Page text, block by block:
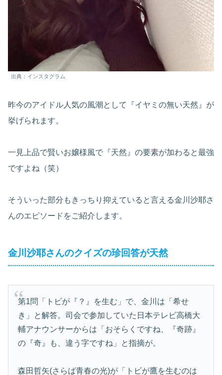
出典：インスタグラム
昨今のアイドル人気の風潮として『イヤミの無い天然』が
挙げられます。
一見上品で賢いお嬢様風で『天然』の要素が加わると最強
ですよね（笑）
そういった部分もきっちり抑えていると言える金川沙耶さ
んのエピソードをご紹介します。
金川沙耶さんのクイズの珍回答が天然
第1問「トビが『？』を生む」で、金川は「希せ
き」と解答。司会で参加していた日本テレビ高橋大
輔アナウンサーからは「おそらくですね、『奇跡』
の『奇』も、違う字ですね」と指摘が。
森田哲矢(さらば青春の光)が「トビが鷹を生むのは